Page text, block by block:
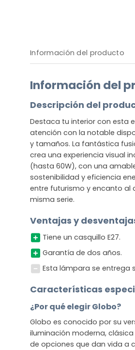
Información del producto
Información del
Descripción del
Destaca tu interior con esta
atención con la notable
y tamaños. La fantástica
crea una experiencia visual
(hasta 60W), con una
sostenibilidad y eficiencia
entre futurismo y encanto al
misma serie.
Ventajas y
Tiene un casquillo E27.
Garantía de dos años.
Esta lámpara se entrega
Características
¿Por qué elegir Globo?
Globo es conocido por su
iluminación moderna,
de opciones que dan vida a